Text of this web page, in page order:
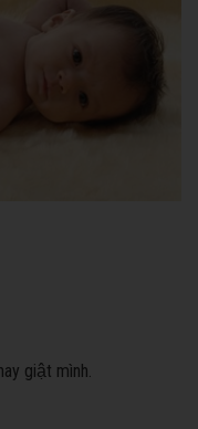
giật mình.